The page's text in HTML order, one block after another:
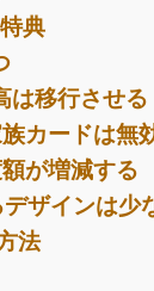
典
は移行させる
カードは無
が増減する
ザインは少
法